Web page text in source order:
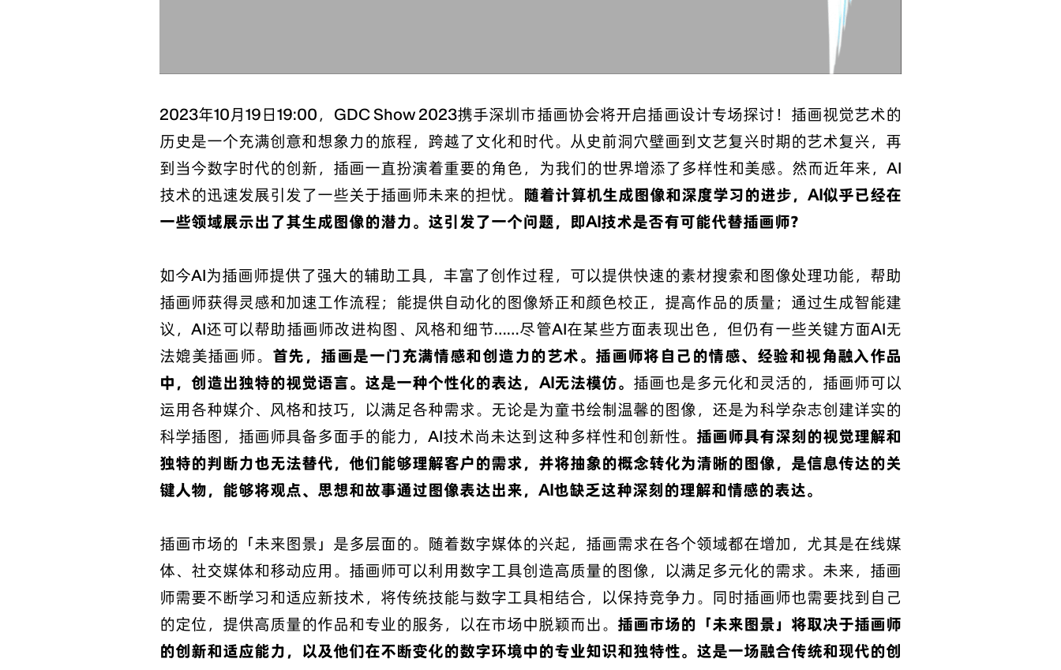
2023年10月19日19:00，GDC Show 2023携手深圳市插画协会将开启插画设计专场探讨！插画视觉艺术的
历史是一个充满创意和想象力的旅程，跨越了文化和时代。从史前洞穴壁画到文艺复兴时期的艺术复兴，再
到当今数字时代的创新，插画一直扮演着重要的角色，为我们的世界增添了多样性和美感。然而近年来，AI
技术的迅速发展引发了一些关于插画师未来的担忧。 随着计算机生成图像和深度学习的进步，AI似乎已经在
一些领域展示出了其生成图像的潜力。这引发了一个问题，即AI技术是否有可能代替插画师？
如今AI为插画师提供了强大的辅助工具，丰富了创作过程，可以提供快速的素材搜索和图像处理功能，帮助
插画师获得灵感和加速工作流程；能提供自动化的图像矫正和颜色校正，提高作品的质量；通过生成智能建
议，AI还可以帮助插画师改进构图、风格和细节……尽管AI在某些方面表现出色，但仍有一些关键方面AI无
法媲美插画师。 首先，插画是一门充满情感和创造力的艺术。插画师将自己的情感、经验和视角融入作品
中，创造出独特的视觉语言。这是一种个性化的表达，AI无法模仿。 插画也是多元化和灵活的，插画师可以
运用各种媒介、风格和技巧，以满足各种需求。无论是为童书绘制温馨的图像，还是为科学杂志创建详实的
科学插图，插画师具备多面手的能力，AI技术尚未达到这种多样性和创新性。 插画师具有深刻的视觉理解和
独特的判断力也无法替代，他们能够理解客户的需求，并将抽象的概念转化为清晰的图像，是信息传达的关
键人物，能够将观点、思想和故事通过图像表达出来，AI也缺乏这种深刻的理解和情感的表达。
插画市场的「未来图景」是多层面的。随着数字媒体的兴起，插画需求在各个领域都在增加，尤其是在线媒
体、社交媒体和移动应用。插画师可以利用数字工具创造高质量的图像，以满足多元化的需求。未来，插画
师需要不断学习和适应新技术，将传统技能与数字工具相结合，以保持竞争力。同时插画师也需要找到自己
的定位，提供高质量的作品和专业的服务，以在市场中脱颖而出。 插画市场的「未来图景」将取决于插画师
的创新和适应能力，以及他们在不断变化的数字环境中的专业知识和独特性。这是一场融合传统和现代的创